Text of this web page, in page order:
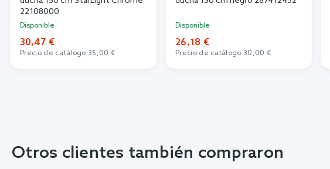
22108000
Disponible
30,47 €
Precio de catálogo:35,00 €
Disponible
26,18 €
Precio de catálogo:30,00 €
Otros clientes también compraron